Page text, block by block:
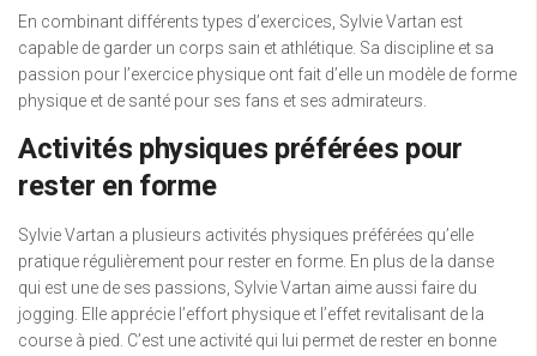
En combinant différents types d’exercices, Sylvie Vartan est
capable de garder un corps sain et athlétique. Sa discipline et sa
passion pour l’exercice physique ont fait d’elle un modèle de forme
physique et de santé pour ses fans et ses admirateurs.
Activités physiques préférées pour
rester en forme
Sylvie Vartan a plusieurs activités physiques préférées qu’elle
pratique régulièrement pour rester en forme. En plus de la danse
qui est une de ses passions, Sylvie Vartan aime aussi faire du
jogging. Elle apprécie l’effort physique et l’effet revitalisant de la
course à pied. C’est une activité qui lui permet de rester en bonne